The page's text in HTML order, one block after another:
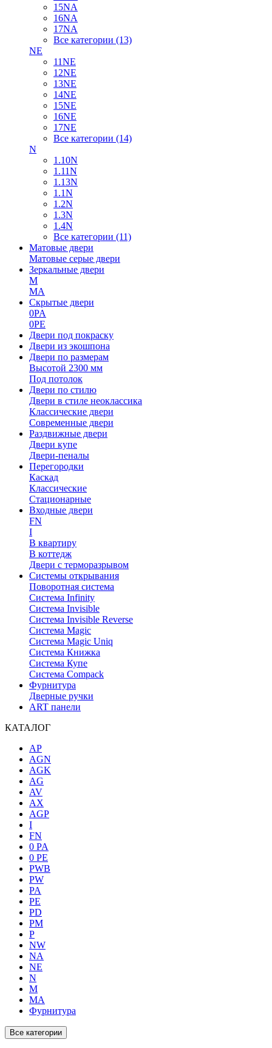
15NA
16NA
17NA
Все категории (13)
NE
11NE
12NE
13NE
14NE
15NE
16NE
17NE
Все категории (14)
N
1.10N
1.11N
1.13N
1.1N
1.2N
1.3N
1.4N
Все категории (11)
Матовые двери
Матовые серые двери
Зеркальные двери
M
MA
Скрытые двери
0PA
0PE
Двери под покраску
Двери из экошпона
Двери по размерам
Высотой 2300 мм
Под потолок
Двери по стилю
Двери в стиле неоклассика
Классические двери
Современные двери
Раздвижные двери
Двери купе
Двери-пеналы
Перегородки
Каскад
Классические
Стационарные
Входные двери
FN
I
В квартиру
В коттедж
Двери с терморазрывом
Системы открывания
Поворотная система
Система Infinity
Система Invisible
Система Invisible Reverse
Система Magic
Система Magic Uniq
Система Книжка
Система Купе
Система Compack
Фурнитура
Дверные ручки
ART панели
КАТАЛОГ
AP
AGN
AGK
AG
AV
AX
AGP
I
FN
0 PA
0 PE
PWB
PW
PA
PE
PD
PM
P
NW
NA
NE
N
M
MA
Фурнитура
Все категории